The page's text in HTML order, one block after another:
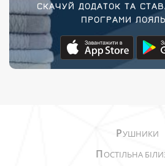
СКАЧУЙ ДОДАТОК ТА
ПРОГРАМИ
РУШНИКИ
ПОСТІЛЬНА